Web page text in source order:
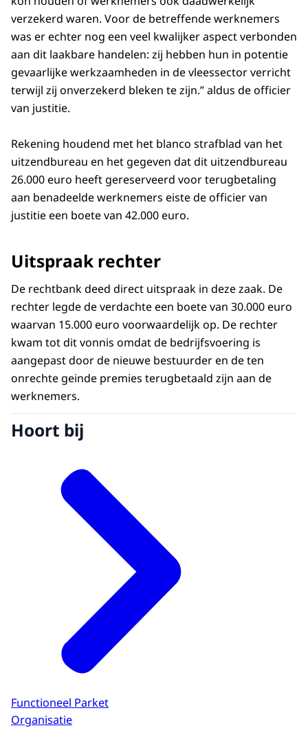
verzekerd waren. Voor de betreffende werknemers
was er echter nog een veel kwalijker aspect verbonden
aan dit laakbare handelen: zij hebben hun in potentie
gevaarlijke werkzaamheden in de vleessector verricht
terwijl zij onverzekerd bleken te zijn.” aldus de officier
van justitie.
Rekening houdend met het blanco strafblad van het
uitzendbureau en het gegeven dat dit uitzendbureau
26.000 euro heeft gereserveerd voor terugbetaling
aan benadeelde werknemers eiste de officier van
justitie een boete van 42.000 euro.
Uitspraak rechter
De rechtbank deed direct uitspraak in deze zaak. De
rechter legde de verdachte een boete van 30.000 euro
waarvan 15.000 euro voorwaardelijk op. De rechter
kwam tot dit vonnis omdat de bedrijfsvoering is
aangepast door de nieuwe bestuurder en de ten
onrechte geinde premies terugbetaald zijn aan de
werknemers.
Hoort bij
Functioneel Parket
Organisatie